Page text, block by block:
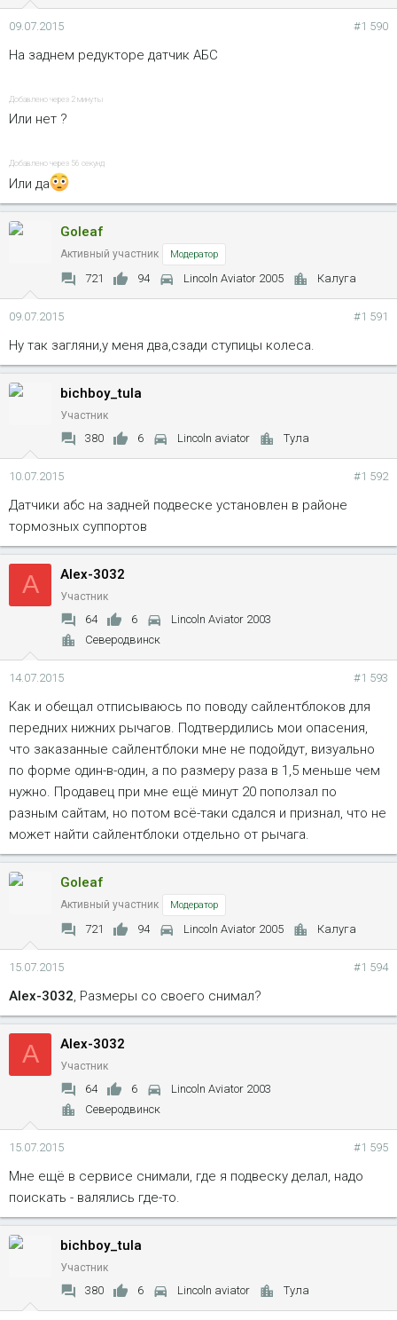
:
09.07.2015 #1 590
На заднем редукторе датчик АБС
Добавлено через 2 минуты
Или нет ?
Добавлено через 56 секунд
Или да
Goleaf
Активный участник Модератор
721 94 Lincoln Aviator 2005 Калуга
09.07.2015 #1 591
Ну так загляни,у меня два,сзади ступицы колеса.
bichboy_tula
Участник
380 6 Lincoln aviator Тула
10.07.2015 #1 592
Датчики абс на задней подвеске установлен в районе
тормозных суппортов
A Alex-3032
Участник
64 6
Lincoln Aviator 2003
Северодвинск
14.07.2015 #1 593
Как и обещал отписываюсь по поводу сайлентблоков для
передних нижних рычагов. Подтвердились мои опасения,
что заказанные сайлентблоки мне не подойдут, визуально
по форме один-в-один, а по размеру раза в 1,5 меньше чем
нужно. Продавец при мне ещё минут 20 поползал по
разным сайтам, но потом всё-таки сдался и признал, что не
может найти сайлентблоки отдельно от рычага.
Goleaf
Активный участник Модератор
721 94 Lincoln Aviator 2005 Калуга
15.07.2015 #1 594
Alex-3032 , Размеры со своего снимал?
A Alex-3032
Участник
64 6
Lincoln Aviator 2003
Северодвинск
15.07.2015 #1 595
Мне ещё в сервисе снимали, где я подвеску делал, надо
поискать - валялись где-то.
bichboy_tula
Участник
380 6 Lincoln aviator Тула